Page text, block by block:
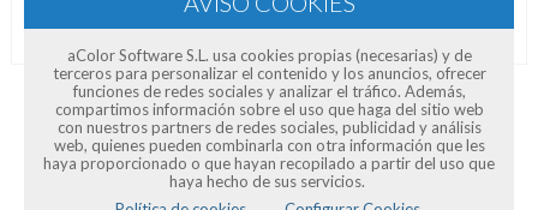
Opiniones de clientes
aColor Software S.L. usa cookies propias (necesarias) y de
terceros para personalizar el contenido y los anuncios, ofrecer
funciones de redes sociales y analizar el tráfico. Además,
compartimos información sobre el uso que haga del sitio web
con nuestros partners de redes sociales, publicidad y análisis
web, quienes pueden combinarla con otra información que les
haya proporcionado o que hayan recopilado a partir del uso que
haya hecho de sus servicios.